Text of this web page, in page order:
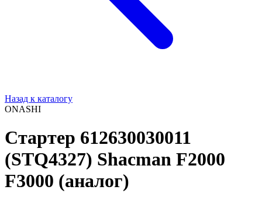
Назад к каталогу
ONASHI
Стартер 612630030011
(STQ4327) Shacman F2000
F3000 (аналог)